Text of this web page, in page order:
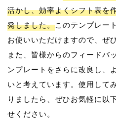
活かし、効率よくシフト表を
発しました。このテンプレー
お使いいただけますので、ぜ
また、皆様からのフィードバ
ンプレートをさらに改良し、
いと考えています。使用して
りましたら、ぜひお気軽に以
せください。